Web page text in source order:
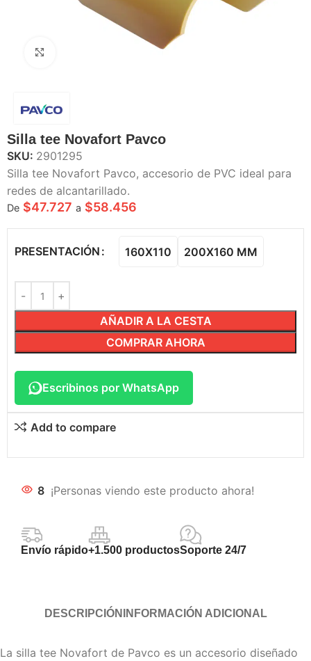
Haga Click para agrandar
Silla tee Novafort Pavco
SKU: 2901295
Silla tee Novafort Pavco, accesorio de PVC ideal para
redes de alcantarillado.
De $47.727 a $58.456
PRESENTACIÓN 160X110 200X160 MM
AÑADIR A LA CESTA
COMPRAR AHORA
Escribinos por WhatsApp
Add to compare
8 ¡Personas viendo este producto ahora!
Envío rápido+1.500 productosSoporte 24/7
DESCRIPCIÓN INFORMACIÓN ADICIONAL
La silla tee Novafort de Pavco es un accesorio diseñado